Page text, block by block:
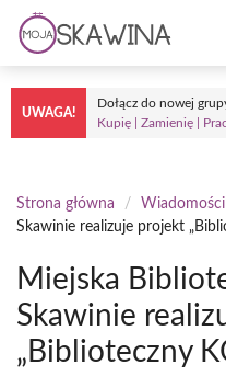
Przejdź
treści
UWAGA!
Dołącz do nowej
Kupię | Zamienię |
Strona główna / Wiadomości
Skawinie realizuje projekt
Miejska
Skawinie
„Biblioteczny